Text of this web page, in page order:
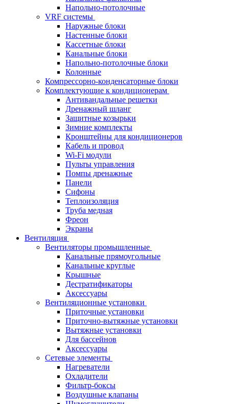
Напольно-потолочные
VRF системы
Наружные блоки
Настенные блоки
Кассетные блоки
Канальные блоки
Напольно-потолочные блоки
Колонные
Компрессорно-конденсаторные блоки
Комплектующие к кондиционерам
Антивандальные решетки
Дренажный шланг
Защитные козырьки
Зимние комплекты
Кронштейны для кондиционеров
Кабель и провод
Wi-Fi модули
Пульты управления
Помпы дренажные
Панели
Сифоны
Теплоизоляция
Труба медная
Фреон
Экраны
Вентиляция
Вентиляторы промышленные
Канальные прямоугольные
Канальные круглые
Крышные
Дестратификаторы
Аксессуары
Вентиляционные установки
Приточные установки
Приточно-вытяжные установки
Вытяжные установки
Для бассейнов
Аксессуары
Сетевые элементы
Нагреватели
Охладители
Фильтр-боксы
Воздушные клапаны